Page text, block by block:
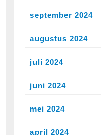
september 2024
augustus 2024
juli 2024
juni 2024
mei 2024
april 2024